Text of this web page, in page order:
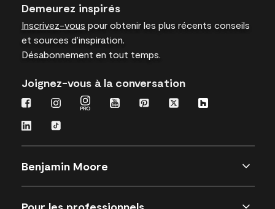
Demeurez inspirés
Inscrivez-vous pour obtenir les plus récents conseils
et sources d’inspiration.
Désabonnement en tout temps.
Joignez-vous à la conversation
Benjamin Moore
Pour les professionnels